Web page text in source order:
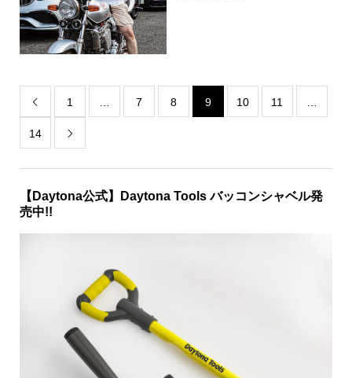
 1 7 8 9 10 11
14 
【Daytona公式】Daytona Tools バッコンシャベル発
売中!!